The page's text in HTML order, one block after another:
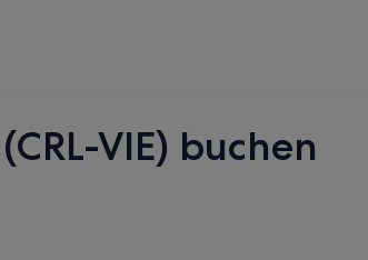
VIE) buchen